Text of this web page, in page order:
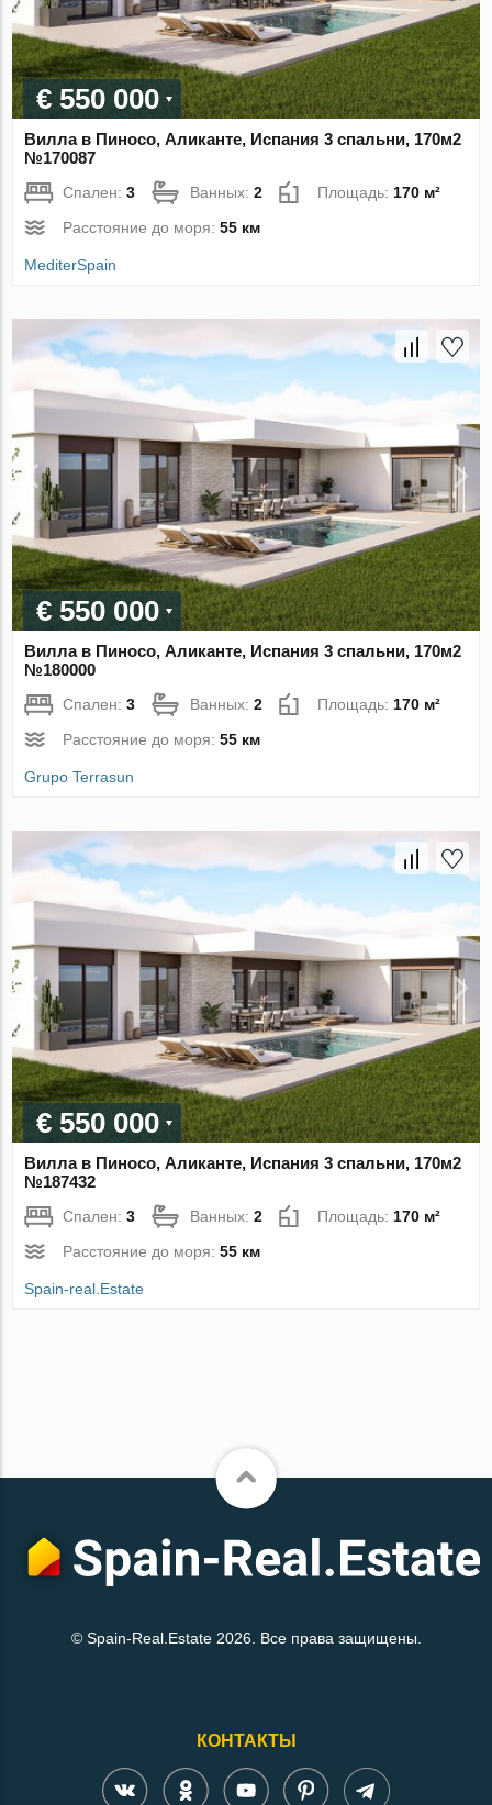
€ 550 000
Вилла в Пиносо, Аликанте, Испания 3 спальни, 170м2
№170087
Спален:3 Ванных:2 Площадь: 170 м²
Расстояние до моря:55 км
MediterSpain
€ 550 000
Вилла в Пиносо, Аликанте, Испания 3 спальни, 170м2
№180000
Спален:3 Ванных:2 Площадь: 170 м²
Расстояние до моря:55 км
Grupo Terrasun
€ 550 000
Вилла в Пиносо, Аликанте, Испания 3 спальни, 170м2
№187432
Спален:3 Ванных:2 Площадь: 170 м²
Расстояние до моря:55 км
Spain-real.Estate
© Spain-Real.Estate 2026. Все права защищены.
КОНТАКТЫ